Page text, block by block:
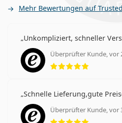
Mehr Bewertungen auf
Unkompliziert, schneller
Überprüfter Kunde, vor
Schnelle Lieferung,gute
Überprüfter Kunde, vor